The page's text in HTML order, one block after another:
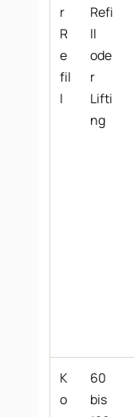
r
R
e
fil
l
Refi
ll
ode
r
Lifti
ng
K
o
60
bis